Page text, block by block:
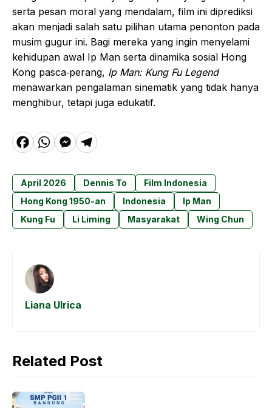
serta pesan moral yang mendalam, film ini diprediksi
akan menjadi salah satu pilihan utama penonton pada
musim gugur ini. Bagi mereka yang ingin menyelami
kehidupan awal Ip Man serta dinamika sosial Hong
Kong pasca‑perang, Ip Man: Kung Fu Legend
menawarkan pengalaman sinematik yang tidak hanya
menghibur, tetapi juga edukatif.
F
c
e
b
W
a
t
s
p
p
M
s
s
e
r
T
e
g
r
April 2026 Dennis To
Film Indonesia
Hong Kong 1950-an
Indonesia
Ip Man
Kung Fu
Li Liming Masyarakat Wing Chun
Liana Ulrica
Related Post